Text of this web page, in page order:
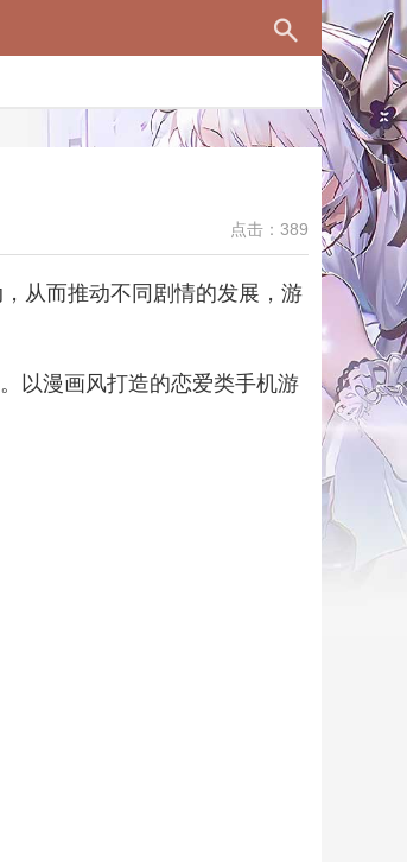
点击：389
从而推动不同剧情的发展，游
以漫画风打造的恋爱类手机游